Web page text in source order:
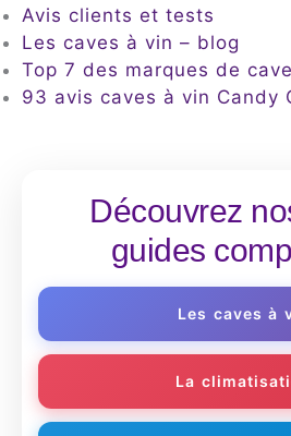
Avis clients et tests
Les caves à vin – blog
Top 7 des marques de
93 avis caves à vin Candy
Découvrez
guides
Les caves à
La